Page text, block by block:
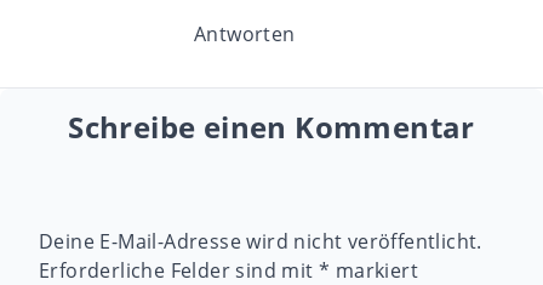
Antworten
Schreibe einen Kommentar
Deine E-Mail-Adresse wird nicht veröffentlicht.
Erforderliche Felder sind mit * markiert